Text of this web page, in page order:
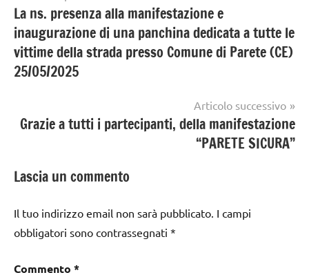
articoli
La ns. presenza alla manifestazione e
inaugurazione di una panchina dedicata a tutte le
vittime della strada presso Comune di Parete (CE)
25/05/2025
Articolo successivo
Grazie a tutti i partecipanti, della manifestazione
“PARETE SICURA”
Lascia un commento
Il tuo indirizzo email non sarà pubblicato. I campi
obbligatori sono contrassegnati *
Commento *